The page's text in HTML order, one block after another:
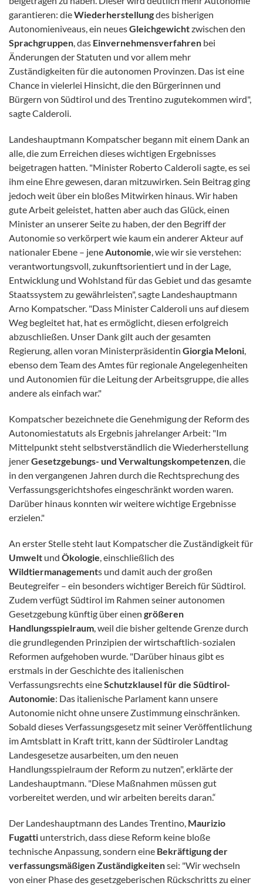
garantieren: dieWiederherstellungdes bisherigen
Autonomieniveaus, ein neuesGleichgewichtzwischen den
Sprachgruppen, das Einvernehmensverfahren bei
Änderungen der Statuten und vor allem mehr
Zuständigkeiten für die autonomen Provinzen. Das ist eine
Chance in vielerlei Hinsicht, die den Bürgerinnen und
Bürgern von Südtirol und des Trentino zugutekommen wird",
sagte Calderoli.
Landeshauptmann Kompatscher begann mit einem Dank an
alle, die zum Erreichen dieses wichtigen Ergebnisses
beigetragen hatten. "Minister Roberto Calderoli sagte, es sei
ihm eine Ehre gewesen, daran mitzuwirken. Sein Beitrag ging
jedoch weit über ein bloßes Mitwirken hinaus. Wir haben
gute Arbeit geleistet, hatten aber auch das Glück, einen
Minister an unserer Seite zu haben, der den Begriff der
Autonomie so verkörpert wie kaum ein anderer Akteur auf
nationaler Ebene – jeneAutonomie, wie wir sie verstehen:
verantwortungsvoll, zukunftsorientiert und in der Lage,
Entwicklung und Wohlstand für das Gebiet und das gesamte
Staatssystem zu gewährleisten", sagte Landeshauptmann
Arno Kompatscher. "Dass Minister Calderoli uns auf diesem
Weg begleitet hat, hat es ermöglicht, diesen erfolgreich
abzuschließen. Unser Dank gilt auch der gesamten
Regierung, allen voran Ministerpräsidentin Giorgia Meloni,
ebenso dem Team des Amtes für regionale Angelegenheiten
und Autonomien für die Leitung der Arbeitsgruppe, die alles
andere als einfach war."
Kompatscher bezeichnete die Genehmigung der Reform des
Autonomiestatuts als Ergebnis jahrelanger Arbeit: "Im
Mittelpunkt steht selbstverständlich die Wiederherstellung
jenerGesetzgebungs- und Verwaltungskompetenzen, die
in den vergangenen Jahren durch die Rechtsprechung des
Verfassungsgerichtshofes eingeschränkt worden waren.
Darüber hinaus konnten wir weitere wichtige Ergebnisse
erzielen."
An erster Stelle steht laut Kompatscher die Zuständigkeit für
Umwelt und Ökologie, einschließlich des
Wildtiermanagements und damit auch der großen
Beutegreifer – ein besonders wichtiger Bereich für Südtirol.
Zudem verfügt Südtirol im Rahmen seiner autonomen
Gesetzgebung künftig über einen größeren
Handlungsspielraum, weil die bisher geltende Grenze durch
die grundlegenden Prinzipien der wirtschaftlich-sozialen
Reformen aufgehoben wurde. "Darüber hinaus gibt es
erstmals in der Geschichte des italienischen
Verfassungsrechts eineSchutzklausel für die Südtirol-
Autonomie: Das italienische Parlament kann unsere
Autonomie nicht ohne unsere Zustimmung einschränken.
Sobald dieses Verfassungsgesetz mit seiner Veröffentlichung
im Amtsblatt in Kraft tritt, kann der Südtiroler Landtag
Landesgesetze ausarbeiten, um den neuen
Handlungsspielraum der Reform zu nutzen", erklärte der
Landeshauptmann. "Diese Maßnahmen müssen gut
vorbereitet werden, und wir arbeiten bereits daran.“
Der Landeshauptmann des Landes Trentino, Maurizio
Fugatti unterstrich, dass diese Reform keine bloße
technische Anpassung, sondern eine Bekräftigung der
verfassungsmäßigen Zuständigkeitensei: "Wir wechseln
von einer Phase des gesetzgeberischen Rückschritts zu einer